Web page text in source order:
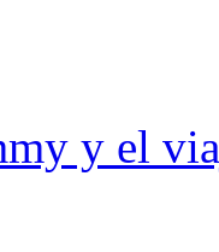
y el